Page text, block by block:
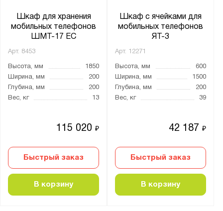
Шкаф для хранения
мобильных телефонов
ШМТ-17 ЕС
Арт. 8453
Высота, мм
1850
Ширина, мм
200
Глубина, мм
200
Вес, кг
13
115 020₽
Быстрый заказ
В корзину
Шкаф с ячейками для
мобильных телефонов
ЯТ-3
Арт. 12271
Высота, мм
600
Ширина, мм
1500
Глубина, мм
200
Вес, кг
39
42 187₽
Быстрый заказ
В корзину